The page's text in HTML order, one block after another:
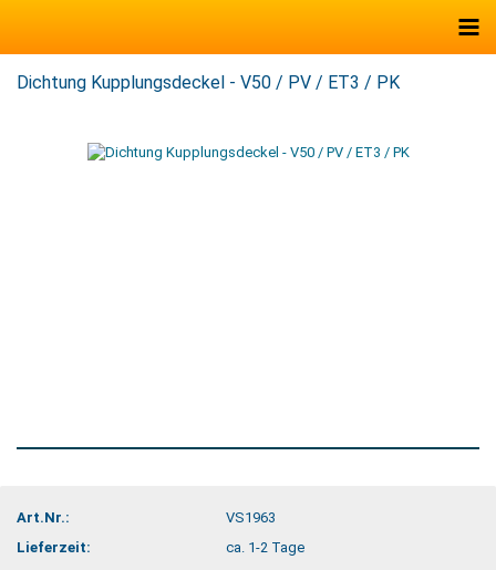
Dichtung Kupplungsdeckel - V50 / PV / ET3 / PK
Art.Nr.:
VS1963
Lieferzeit:
ca. 1-2 Tage